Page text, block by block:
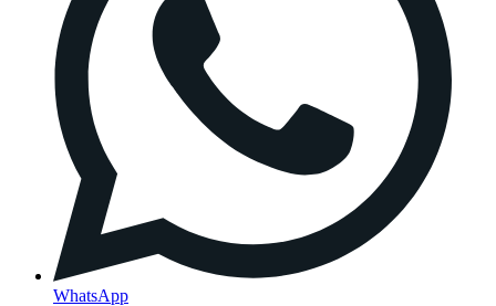
WhatsApp